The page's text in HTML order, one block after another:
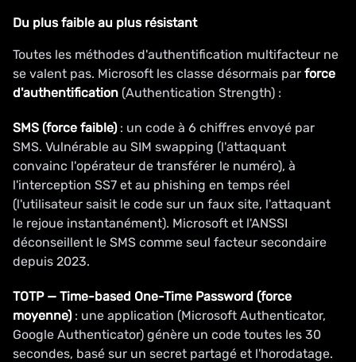
Du plus faible au plus résistant
Toutes les méthodes d'authentification multifacteur ne
se valent pas. Microsoft les classe désormais par force
d'authentification (Authentication Strength) :
SMS (force faible): un code à 6 chiffres envoyé par
SMS. Vulnérable au SIM swapping (l'attaquant
convainc l'opérateur de transférer le numéro), à
l'interception SS7 et au phishing en temps réel
(l'utilisateur saisit le code sur un faux site, l'attaquant
le rejoue instantanément). Microsoft et l'ANSSI
déconseillent le SMS comme seul facteur secondaire
depuis 2023.
TOTP — Time-based One-Time Password (force
moyenne): une application (Microsoft Authenticator,
Google Authenticator) génère un code toutes les 30
secondes, basé sur un secret partagé et l'horodatage.